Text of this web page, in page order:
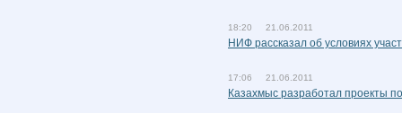
18:20 21.06.2011
НИФ рассказал об условиях
17:06 21.06.2011
Казахмыс разработал проекты